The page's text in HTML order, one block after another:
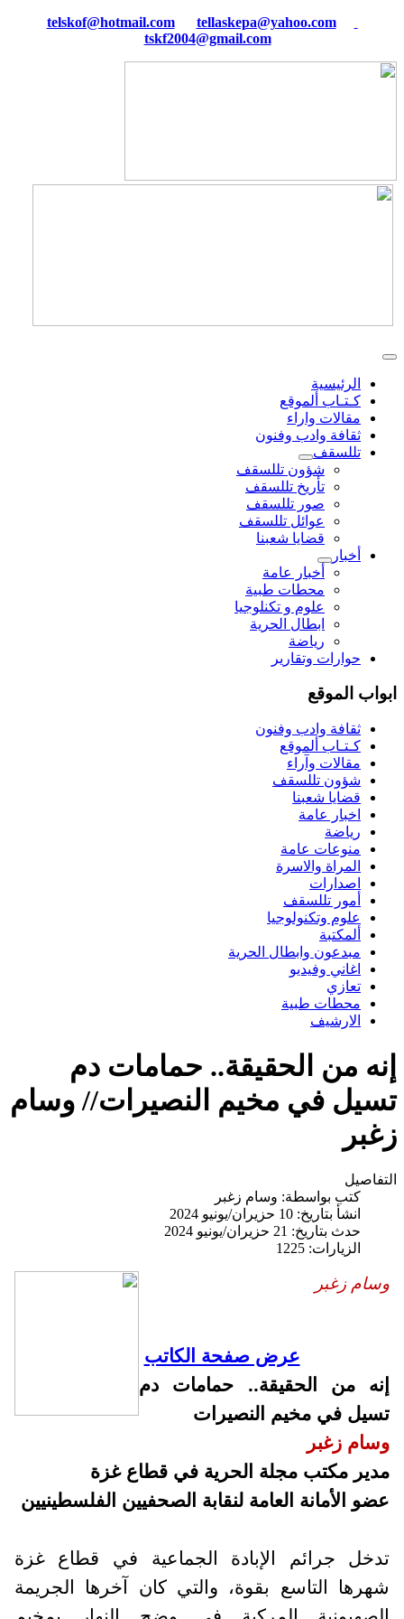
tellaskepa@yahoo.com
tskf2004@gmail.com
الرئيسية
كـتـاب ألموقع
مقالات واراء
ثقافة وادب وفنون
تللسقف
شؤون تللسقف
تأريخ تللسقف
صور تللسقف
عوائل تللسقف
قضايا شعبنا
أخبار
أخبار عامة
محطات طبية
علوم و تکنلوجیا
ابطال الحرية
رياضة
حوارات وتقارير
ابواب الموقع
ثقافة وادب وفنون
كـتـاب ألموقع
مقالات وآراء
شؤون تللسقف
قضايا شعبنا
اخبار عامة
رياضة
منوعات عامة
المراة والاسرة
اصدارات
أمور تللسقف
علوم وتكنولوجيا
ألمكتبة
مبدعون وابطال الحرية
اغاني وفيديو
تعازي
محطات طبية
الارشيف
إنه من الحقيقة.. حمامات دم
تسيل في مخيم النصيرات// وسام
زغبر
التفاصيل
كتب بواسطة: وسام زغبر
انشأ بتاريخ: 10 حزيران/يونيو 2024
حدث بتاريخ: 21 حزيران/يونيو 2024
الزيارات: 1225
وسام زغبر
عرض صفحة الكاتب
إنه من الحقيقة.. حمامات دم
تسيل في مخيم النصيرات
وسام زغبر
مدير مكتب مجلة الحرية في قطاع غزة
عضو الأمانة العامة لنقابة الصحفيين الفلسطينيين
تدخل جرائم الإبادة الجماعية في قطاع غزة
شهرها التاسع بقوة، والتي كان آخرها الجريمة